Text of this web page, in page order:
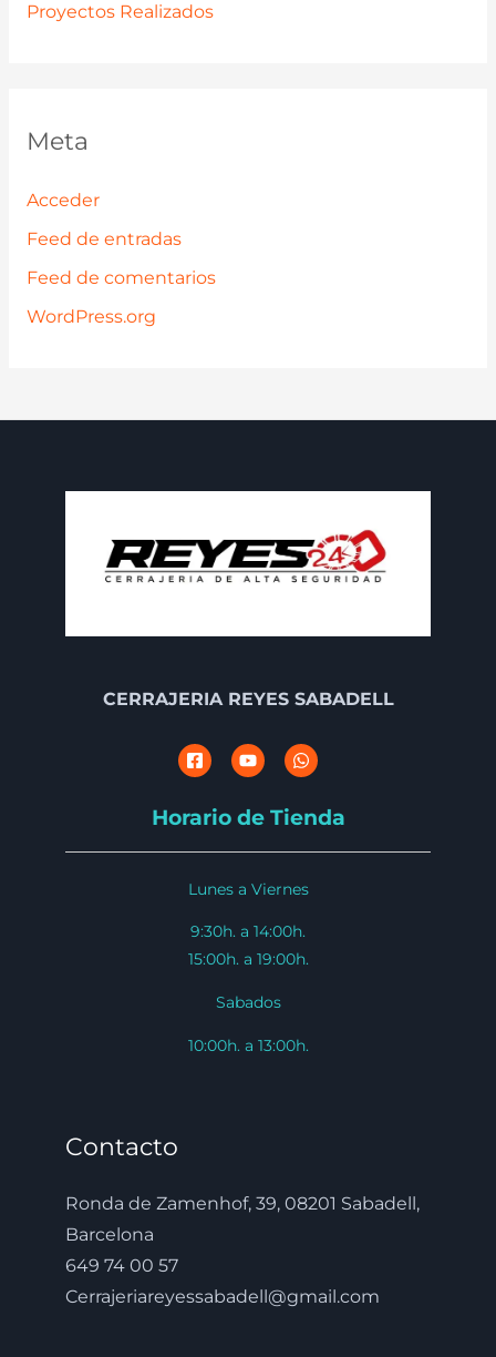
Proyectos Realizados
Meta
Acceder
Feed de entradas
Feed de comentarios
WordPress.org
CERRAJERIA REYES SABADELL
Horario de Tienda
Lunes a Viernes
9:30h. a 14:00h.
15:00h. a 19:00h.
Sabados
10:00h. a 13:00h.
Contacto
Ronda de Zamenhof, 39, 08201 Sabadell,
Barcelona
649 74 00 57
Cerrajeriareyessabadell@gmail.com